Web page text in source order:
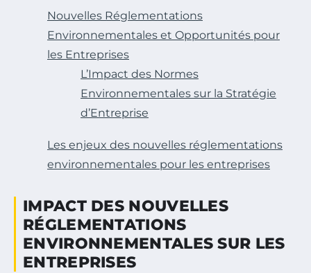
Nouvelles Réglementations
Environnementales et Opportunités pour
les Entreprises
L’Impact des Normes
Environnementales sur la Stratégie
d’Entreprise
Les enjeux des nouvelles réglementations
environnementales pour les entreprises
IMPACT DES NOUVELLES
RÉGLEMENTATIONS
ENVIRONNEMENTALES SUR LES
ENTREPRISES